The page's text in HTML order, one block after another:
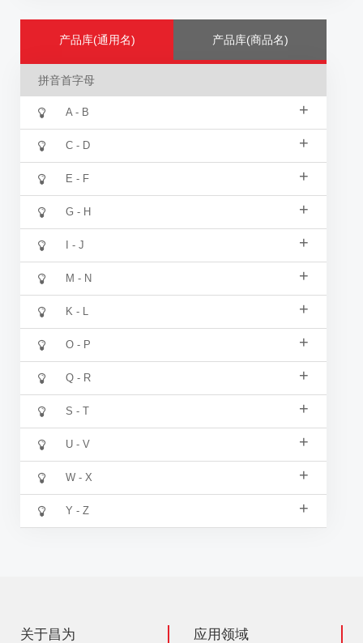
产品库(通用名) 产品库(商品名)
拼音首字母
A - B +
C - D +
E - F +
G - H +
I - J +
M - N +
K - L +
O - P +
Q - R +
S - T +
U - V +
W - X +
Y - Z +
关于昌为 应用领域